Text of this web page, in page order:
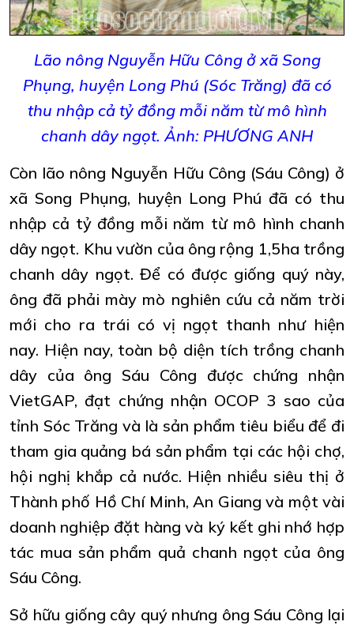
Lão nông Nguyễn Hữu Công ở xã Song
Phụng, huyện Long Phú (Sóc Trăng) đã có
thu nhập cả tỷ đồng mỗi năm từ mô hình
chanh dây ngọt. Ảnh: PHƯƠNG ANH
Còn lão nông Nguyễn Hữu Công (Sáu Công) ở
xã Song Phụng, huyện Long Phú đã có thu
nhập cả tỷ đồng mỗi năm từ mô hình chanh
dây ngọt. Khu vườn của ông rộng 1,5ha trồng
chanh dây ngọt. Để có được giống quý này,
ông đã phải mày mò nghiên cứu cả năm trời
mới cho ra trái có vị ngọt thanh như hiện
nay. Hiện nay, toàn bộ diện tích trồng chanh
dây của ông Sáu Công được chứng nhận
VietGAP, đạt chứng nhận OCOP 3 sao của
tỉnh Sóc Trăng và là sản phẩm tiêu biểu để đi
tham gia quảng bá sản phẩm tại các hội chợ,
hội nghị khắp cả nước. Hiện nhiều siêu thị ở
Thành phố Hồ Chí Minh, An Giang và một vài
doanh nghiệp đặt hàng và ký kết ghi nhớ hợp
tác mua sản phẩm quả chanh ngọt của ông
Sáu Công.
Sở hữu giống cây quý nhưng ông Sáu Công lại